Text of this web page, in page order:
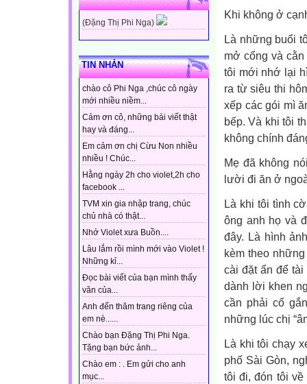
(Đặng Thị Phi Nga)
TIN NHẮN
chào cô Phi Nga ,chúc cô ngày
mới nhiều niềm...
Cảm ơn cô, những bài viết thật
hay và đáng...
Em cảm ơn chị Cừu Non nhiều
nhiều ! Chúc...
Hằng ngày 2h cho violet,2h cho
facebook ...
TVM xin gia nhập trang, chúc
chủ nhà có thật...
Nhớ Violet xưa Buồn....
Lâu lắm rồi mình mới vào Violet !
Những kỉ...
Đọc bài viết của bạn mình thấy
văn của...
Anh đến thăm trang riêng của
em nè......
Chào bạn Đặng Thị Phi Nga.
Tặng bạn bức ảnh...
Chào em : . Em gửi cho anh
mục...
Khi không ở
Là những buổi
mở cổng và
tôi mới nhớ lại
ra từ siêu thi
xếp các gói mì
bếp. Và khi tôi
không chính
Mẹ đã không
lười đi ăn ở
Là khi tôi tình
ông anh họ và
đây. Là hình
kèm theo
cài đặt ẩn để
dành lời khen
cần phải cố
những lúc chị
Là khi tôi chạy
phố Sài Gòn,
tôi đi, đón tôi